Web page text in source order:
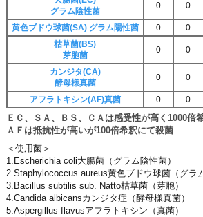
グラム陰性菌
0 0
黄色ブドウ球菌(SA) グラム陽性菌 0 0
枯草菌(BS)
芽胞菌
0 0
カンジタ(CA)
酵母様真菌
0 0
アフラトキシン(AF)真菌 0 0
ＥＣ、ＳＡ、ＢＳ、ＣＡは感受性が高く1000倍
ＡＦは抵抗性が高いが100倍希釈にて殺菌
＜使用菌＞
1.Escherichia coli大腸菌（グラム陰性菌）
2.Staphylococcus aureus黄色ブドウ球菌（グラ
3.Bacillus subtilis sub. Natto枯草菌（芽胞）
4.Candida albicansカンジタ症（酵母様真菌）
5.Aspergillus flavusアフラトキシン（真菌）